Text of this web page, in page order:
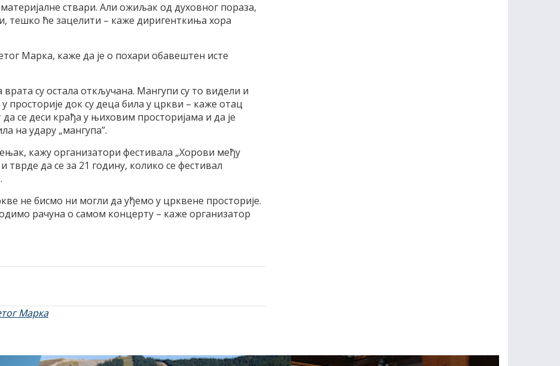
ствари. Али ожиљак од духовног пораза,
тешко ће зацелити – каже диригенткиња хора
Марка, каже да је о похари обавештен исте
врата су остала откључана. Мангупи су то видели и
просторије док су деца била у цркви – каже отац
се деси крађа у њиховим просторијама и да је
на удару „мангупа”.
кажу организатори фестивала „Хорови међу
тврде да се за 21 годину, колико се фестивал
не бисмо ни могли да уђемо у црквене просторије.
рачуна о самом концерту – каже организатор
Марка